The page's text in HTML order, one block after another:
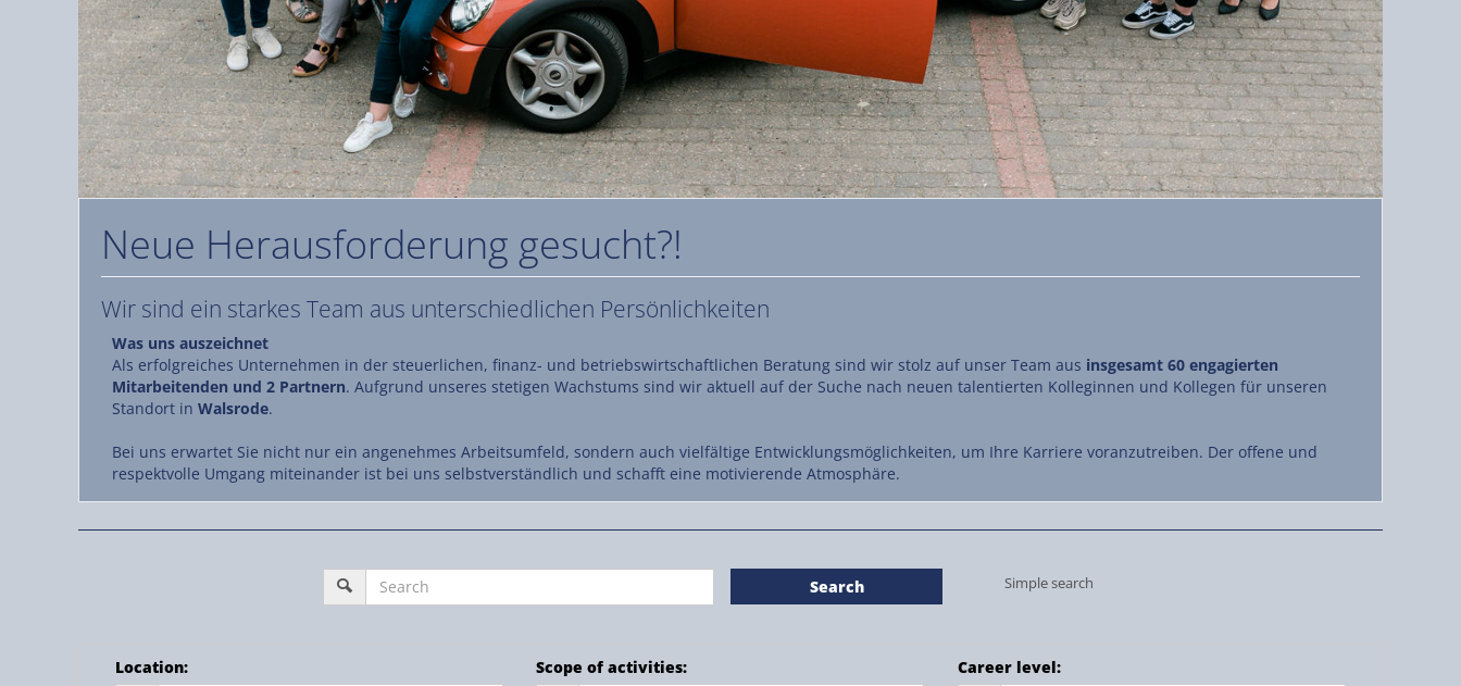
Neue Herausforderung gesucht?!
Wir sind ein starkes Team aus unterschiedlichen Persönlichkeiten
Was uns auszeichnet
Als erfolgreiches Unternehmen in der steuerlichen, finanz- und betriebswirtschaftlichen Beratung sind wir stolz auf unser Team aus insgesamt 60 engagierten
Mitarbeitenden und 2 Partnern. Aufgrund unseres stetigen Wachstums sind wir aktuell auf der Suche nach neuen talentierten Kolleginnen und Kollegen für unseren
Standort in Walsrode.
Bei uns erwartet Sie nicht nur ein angenehmes Arbeitsumfeld, sondern auch vielfältige Entwicklungsmöglichkeiten, um Ihre Karriere voranzutreiben. Der offene und
respektvolle Umgang miteinander ist bei uns selbstverständlich und schafft eine motivierende Atmosphäre.
Search Simple search
Location: Scope of activities: Career level: